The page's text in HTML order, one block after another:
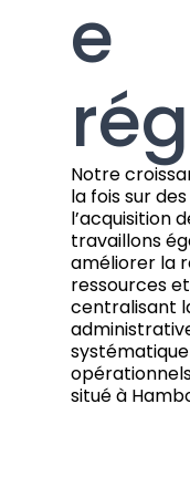
e
Notre
la fois sur
l’acquisition
travaillons
améliorer la
ressources
centralisant
situé à